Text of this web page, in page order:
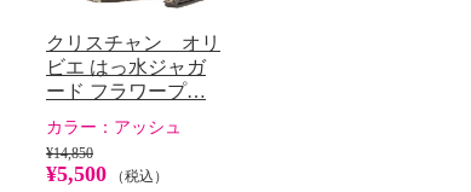
クリスチャン オリ
ビエ はっ水ジャガ
ード フラワープ…
カラー： アッシュ
¥14,850
¥5,500
（税込）